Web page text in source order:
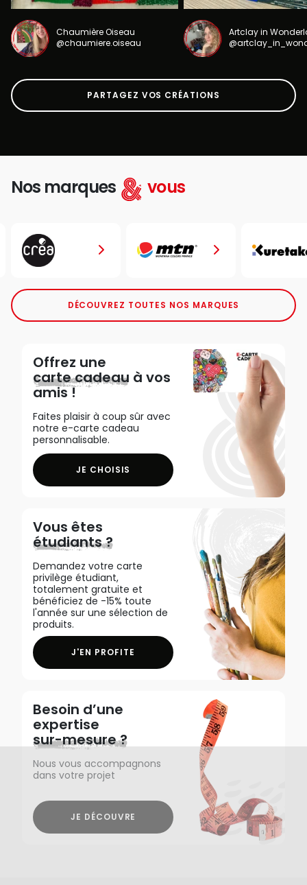
Chaumière Oiseau
@chaumiere.oiseau
Artclay in
PARTAGEZ VOS CRÉATIONS
Nos marques vous
DÉCOUVREZ TOUTES NOS MARQUES
Offrez une
carte cadeau à vos
amis !
Faites plaisir à coup sûr avec
notre e-carte cadeau
personnalisable.
JE CHOISIS
Vous êtes
étudiants ?
Demandez votre carte
privilège étudiant,
totalement gratuite et
bénéficiez de -15% toute
l'année sur une sélection de
produits.
J'EN PROFITE
Besoin d’une
expertise
sur-mesure ?
Nous vous accompagnons
dans votre projet
JE DÉCOUVRE